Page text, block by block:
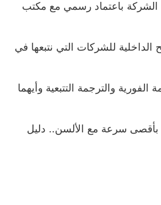
باعتماد رسمي مع مكتب
الداخلية للشركات التي نتبعها في
الفورية والترجمة التتبعية وأيهما
بأقصى سرعة مع الألسن.. دليل